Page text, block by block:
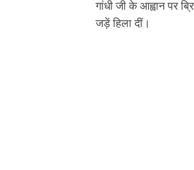
गांधी जी के आह्वान पर
जड़ें हिला दीं।